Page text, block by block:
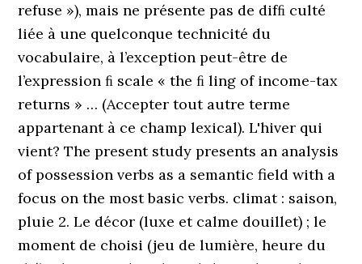
refuse »), mais ne présente pas de difﬁ culté
liée à une quelconque technicité du
vocabulaire, à l’exception peut-être de
l’expression ﬁ scale « the ﬁ ling of income-tax
returns » … (Accepter tout autre terme
appartenant à ce champ lexical). L'hiver qui
vient? The present study presents an analysis
of possession verbs as a semantic field with a
focus on the most basic verbs. climat : saison,
pluie 2. Le décor (luxe et calme douillet) ; le
moment de choisi (jeu de lumière, heure du